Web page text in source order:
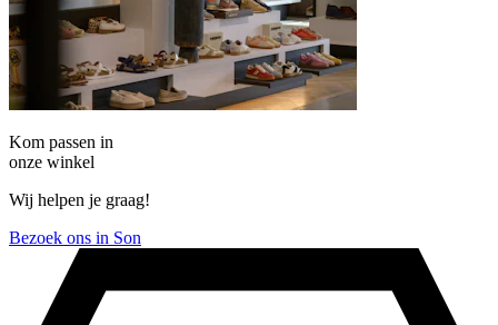
Kom passen in
onze winkel
Wij helpen je graag!
Bezoek ons in Son